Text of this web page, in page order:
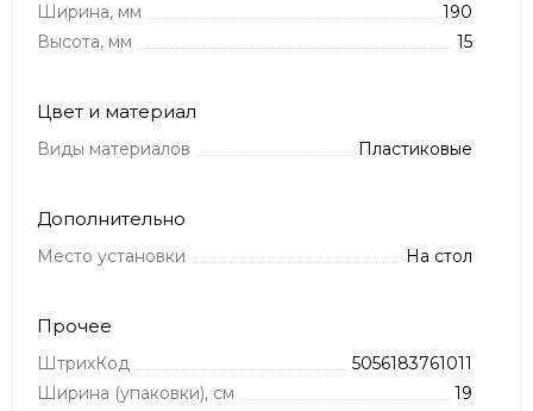
Ширина, мм
190
Высота, мм
15
Цвет и материал
Виды материалов Пластиковые
Дополнительно
Место установки На стол
Прочее
ШтрихКод
5056183761011
Ширина (упаковки), см
19